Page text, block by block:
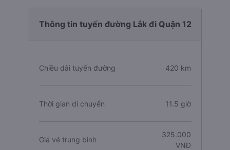
Thông tin tuyến đường Lắk đi Quận 12
Chiều dài tuyến đường 420 km
Thời gian di chuyển 11.5 giờ
Giá vé trung bình
325.000
VNĐ